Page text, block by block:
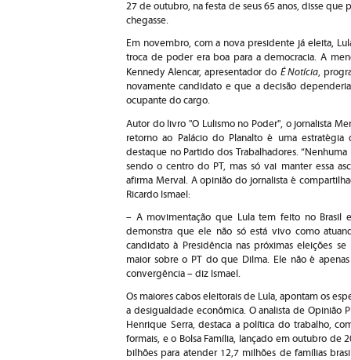
27 de outubro, na festa de seus 65 anos, disse
chegasse.
Em novembro, com a nova presidente já eleita,
troca de poder era boa para a democracia. A
Kennedy Alencar, apresentador do É Notícia,
novamente candidato e que a decisão
ocupante do cargo.
Autor do livro "O Lulismo no Poder", o jornalista
retorno ao Palácio do Planalto é uma
destaque no Partido dos Trabalhadores.
sendo o centro do PT, mas só vai manter essa
afirma Merval. A opinião do jornalista é
Ricardo Ismael:
– A movimentação que Lula tem feito no Brasil
demonstra que ele não só está vivo como
candidato à Presidência nas próximas eleições
maior sobre o PT do que Dilma. Ele não é
convergência – diz Ismael.
Os maiores cabos eleitorais de Lula, apontam os
a desigualdade econômica. O analista de Opinião
Henrique Serra, destaca a política do trabalho,
formais, e o Bolsa Família, lançado em outubro de
bilhões para atender 12,7 milhões de famílias